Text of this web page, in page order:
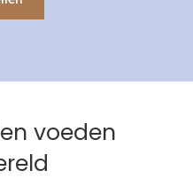
voeden